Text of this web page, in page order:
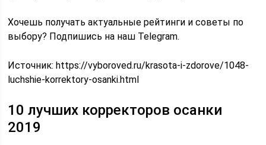
Хочешь получать актуальные рейтинги и советы по
выбору? Подпишись на наш Telegram.
Источник:https://vyboroved.ru/krasota-i-zdorove/1048-
luchshie-korrektory-osanki.html
10 лучших корректоров осанки
2019